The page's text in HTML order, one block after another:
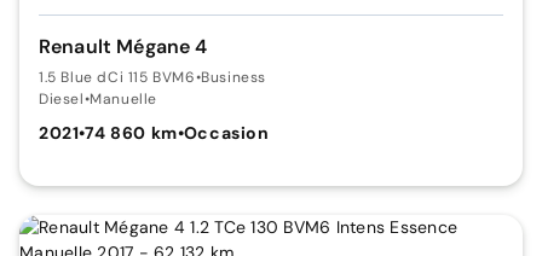
Renault Mégane 4
1.5 Blue dCi 115 BVM6•Business
Diesel•Manuelle
2021•74 860 km•Occasion